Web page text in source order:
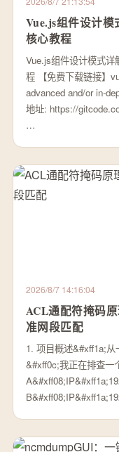
Vue.js组件设计
核心教程
Vue.js组件设计模式详
程 【免费下载链接】
advanced and/or in-
地址: https://
…
2026/8/7 14:16:04
ACL通配符掩码
准网段匹配
1. 项目概述&#xff1a;从
&#xff0c;我正在排查一